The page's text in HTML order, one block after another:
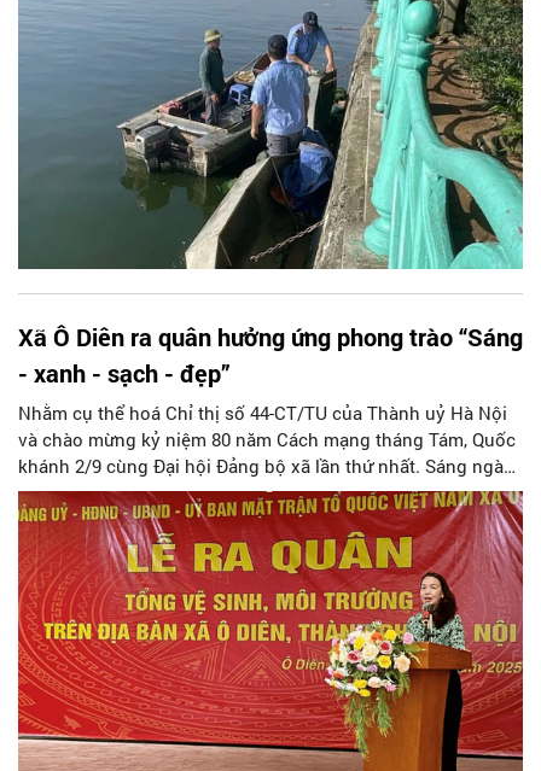
Xã Ô Diên ra quân hưởng ứng phong trào “Sáng
- xanh - sạch - đẹp”
Nhằm cụ thể hoá Chỉ thị số 44-CT/TU của Thành uỷ Hà Nội
và chào mừng kỷ niệm 80 năm Cách mạng tháng Tám, Quốc
khánh 2/9 cùng Đại hội Đảng bộ xã lần thứ nhất. Sáng ngày
2/8, UBND xã Ô Diên đã tổ chức lễ ra quân tổng vệ sinh môi
trường tại Đình Phan Long, Cụm 5, Tân Hội.